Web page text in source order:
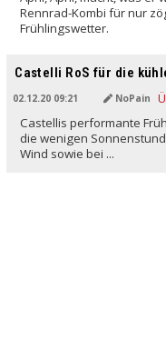
Rennrad-Kombi für nur
Frühlingswetter.
Castelli RoS für die
02.12.20 09:21 NoPain
Castellis performante
die wenigen
Wind sowie bei ...